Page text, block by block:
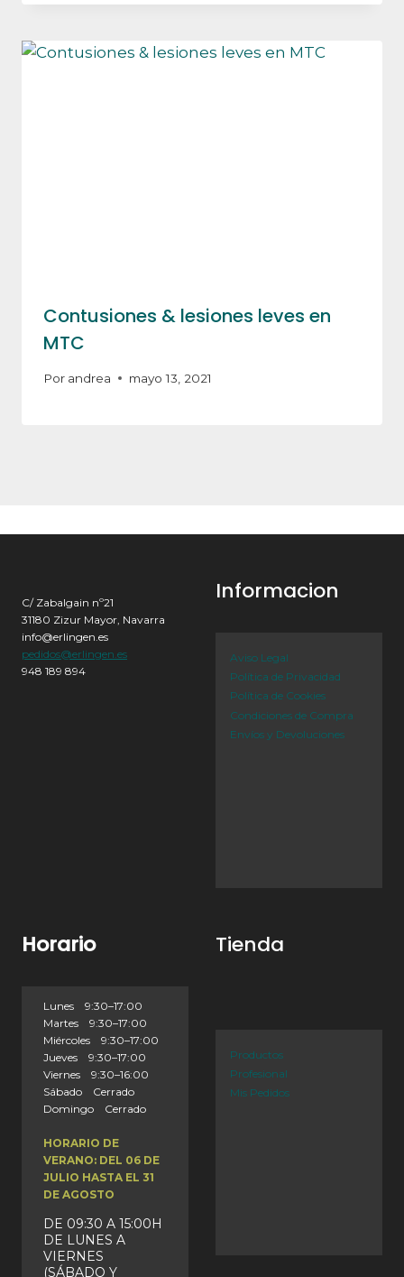
Contusiones & lesiones leves en
MTC
Por andrea mayo 13, 2021
C/ Zabalgain nº21
31180 Zizur Mayor, Navarra
info@erlingen.es
pedidos@erlingen.es
948 189 894
Informacion
Aviso Legal
Política de Privacidad
Política de Cookies
Condiciones de Compra
Envíos y Devoluciones
Horario
Lunes 9:30–17:00
Martes 9:30–17:00
Miércoles 9:30–17:00
Jueves 9:30–17:00
Viernes 9:30–16:00
Sábado Cerrado
Domingo Cerrado
HORARIO DE
VERANO: DEL 06 DE
JULIO HASTA EL 31
DE AGOSTO
DE 09:30 A 15:00H
DE LUNES A
VIERNES
(SÁBADO Y
Tienda
Productos
Profesional
Mis Pedidos